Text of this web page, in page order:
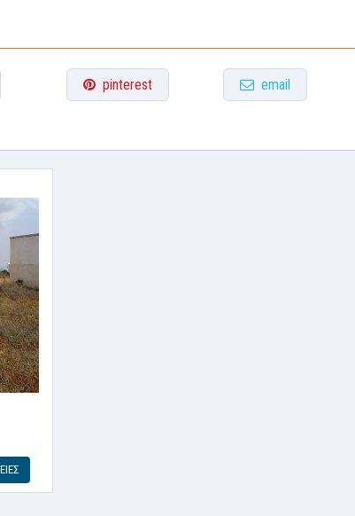
pinterest email